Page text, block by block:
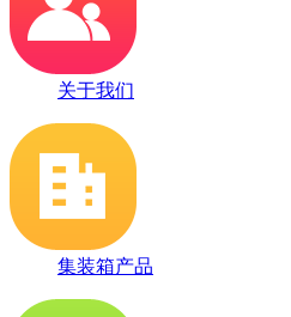
关于我们
集装箱产品